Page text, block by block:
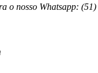
o nosso Whatsapp: